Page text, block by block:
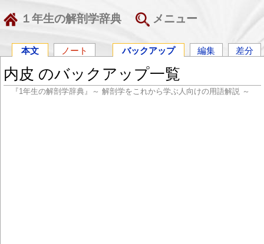
１年生の解剖学辞典 メニュー
本文 ノート バックアップ 編集 差分
内皮 のバックアップ一覧
『1年生の解剖学辞典』～ 解剖学をこれから学ぶ人向けの用語解説 ～